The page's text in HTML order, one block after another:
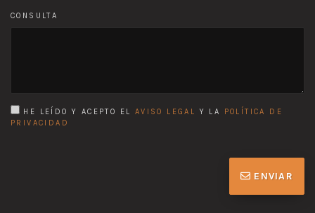
CONSULTA
HE LEÍDO Y ACEPTO EL AVISO LEGAL Y LA
POLÍTICA DE
PRIVACIDAD
ENVIAR